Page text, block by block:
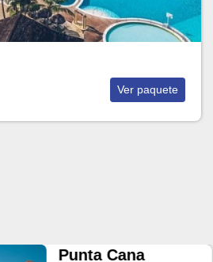
Ver paquete
Punta Cana